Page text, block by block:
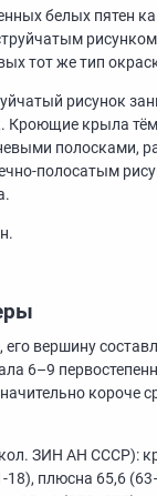
белых пятен
тот же тип
рисунок
Кроющие крыла
полосками,
полосатым
его вершину
6–9
короче
ЗИН АН СССР):
18), плюсна 65,6